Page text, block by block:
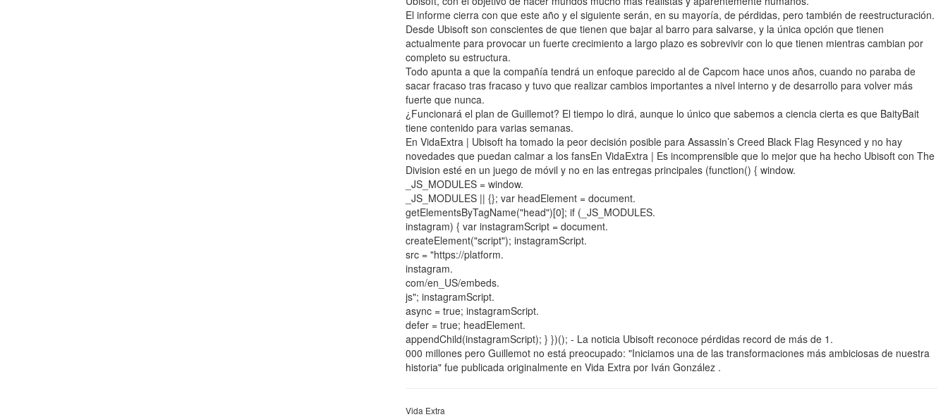
El informe cierra con que este año y el siguiente serán, en su mayoría, de pérdidas, pero también de reestructuración.
Desde Ubisoft son conscientes de que tienen que bajar al barro para salvarse, y la única opción que tienen
actualmente para provocar un fuerte crecimiento a largo plazo es sobrevivir con lo que tienen mientras cambian por
completo su estructura.
Todo apunta a que la compañía tendrá un enfoque parecido al de Capcom hace unos años, cuando no paraba de
sacar fracaso tras fracaso y tuvo que realizar cambios importantes a nivel interno y de desarrollo para volver más
fuerte que nunca.
¿Funcionará el plan de Guillemot? El tiempo lo dirá, aunque lo único que sabemos a ciencia cierta es que BaityBait
tiene contenido para varias semanas.
En VidaExtra | Ubisoft ha tomado la peor decisión posible para Assassin’s Creed Black Flag Resynced y no hay
novedades que puedan calmar a los fansEn VidaExtra | Es incomprensible que lo mejor que ha hecho Ubisoft con The
Division esté en un juego de móvil y no en las entregas principales (function() { window.
_JS_MODULES = window.
_JS_MODULES || {}; var headElement = document.
getElementsByTagName("head")[0]; if (_JS_MODULES.
instagram) { var instagramScript = document.
createElement("script"); instagramScript.
src = "https://platform.
instagram.
com/en_US/embeds.
js"; instagramScript.
async = true; instagramScript.
defer = true; headElement.
appendChild(instagramScript); } })(); - La noticia Ubisoft reconoce pérdidas record de más de 1.
000 millones pero Guillemot no está preocupado: "Iniciamos una de las transformaciones más ambiciosas de nuestra
historia" fue publicada originalmente en Vida Extra por Iván González .
Vida Extra